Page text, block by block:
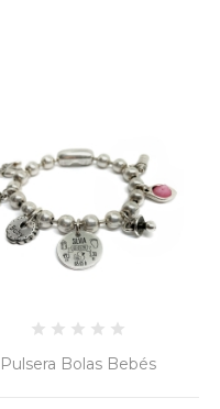
Pulsera Cadena Bebés